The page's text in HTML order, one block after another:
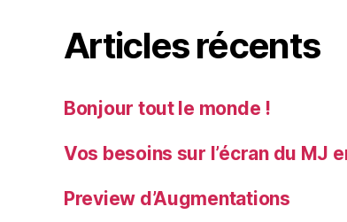
Articles récents
Bonjour tout le monde !
Vos besoins sur l’écran du MJ
Preview d’Augmentations